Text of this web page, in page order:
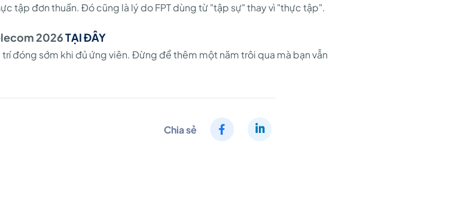
tập đơn thuần. Đó cũng là lý do FPT dùng từ "tập sự" thay vì "thực tập".
2026TẠI ĐÂY
đóng sớm khi đủ ứng viên. Đừng để thêm một năm trôi qua mà bạn vẫn
Chia sẻ